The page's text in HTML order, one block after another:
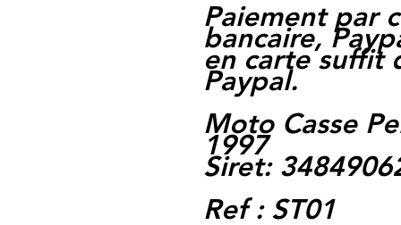
Paiement par
bancaire,
en carte suffit
Paypal.
Moto Casse
1997
Siret:
Ref : ST01